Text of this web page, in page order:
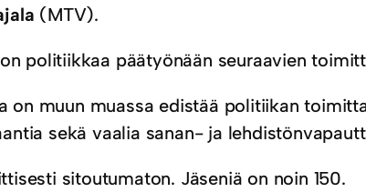
(MTV).
politiikkaa päätyönään seuraavien
on muun muassa edistää politiikan
sekä vaalia sanan- ja
sitoutumaton. Jäseniä on noin 150.